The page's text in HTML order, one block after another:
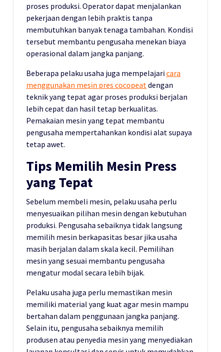
proses produksi. Operator dapat menjalankan
pekerjaan dengan lebih praktis tanpa
membutuhkan banyak tenaga tambahan. Kondisi
tersebut membantu pengusaha menekan biaya
operasional dalam jangka panjang.
Beberapa pelaku usaha juga mempelajaricara
menggunakan mesin pres cocopeat dengan
teknik yang tepat agar proses produksi berjalan
lebih cepat dan hasil tetap berkualitas.
Pemakaian mesin yang tepat membantu
pengusaha mempertahankan kondisi alat supaya
tetap awet.
Tips Memilih Mesin Press
yang Tepat
Sebelum membeli mesin, pelaku usaha perlu
menyesuaikan pilihan mesin dengan kebutuhan
produksi. Pengusaha sebaiknya tidak langsung
memilih mesin berkapasitas besar jika usaha
masih berjalan dalam skala kecil. Pemilihan
mesin yang sesuai membantu pengusaha
mengatur modal secara lebih bijak.
Pelaku usaha juga perlu memastikan mesin
memiliki material yang kuat agar mesin mampu
bertahan dalam penggunaan jangka panjang.
Selain itu, pengusaha sebaiknya memilih
produsen atau penyedia mesin yang menyediakan